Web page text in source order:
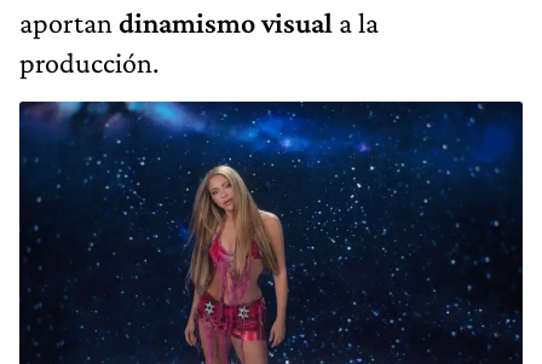
aportan dinamismo visual a la
producción.